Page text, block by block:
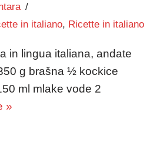
in italiano, Ricette in italiano
in lingua italiana, andate
g brašna ½ kockice
ml mlake vode 2
»